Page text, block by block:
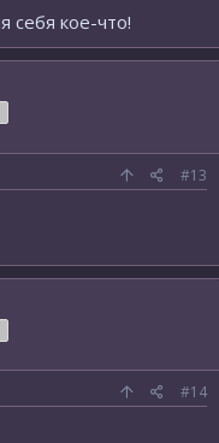
себя кое-что!
#13
#14